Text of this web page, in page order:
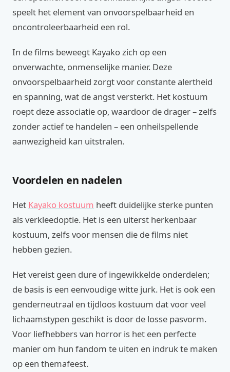
speelt het element van onvoorspelbaarheid en
oncontroleerbaarheid een rol.
In de films beweegt Kayako zich op een
onverwachte, onmenselijke manier. Deze
onvoorspelbaarheid zorgt voor constante alertheid
en spanning, wat de angst versterkt. Het kostuum
roept deze associatie op, waardoor de drager – zelfs
zonder actief te handelen – een onheilspellende
aanwezigheid kan uitstralen.
Voordelen en nadelen
Het Kayako kostuum heeft duidelijke sterke punten
als verkleedoptie. Het is een uiterst herkenbaar
kostuum, zelfs voor mensen die de films niet
hebben gezien.
Het vereist geen dure of ingewikkelde onderdelen;
de basis is een eenvoudige witte jurk. Het is ook een
genderneutraal en tijdloos kostuum dat voor veel
lichaamstypen geschikt is door de losse pasvorm.
Voor liefhebbers van horror is het een perfecte
manier om hun fandom te uiten en indruk te maken
op een themafeest.